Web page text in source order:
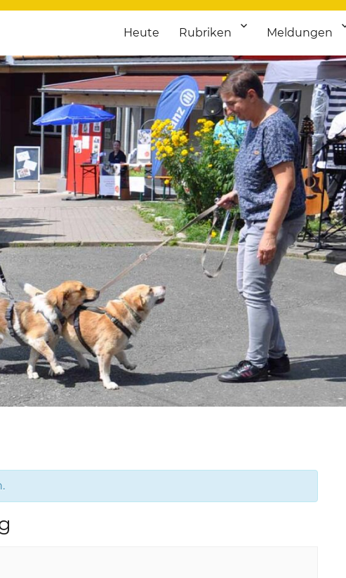
für Hochfranken
Täglich aktuelle Termine von Kultur bis Sport, von Theater bis
Heute Rubriken Meldungen